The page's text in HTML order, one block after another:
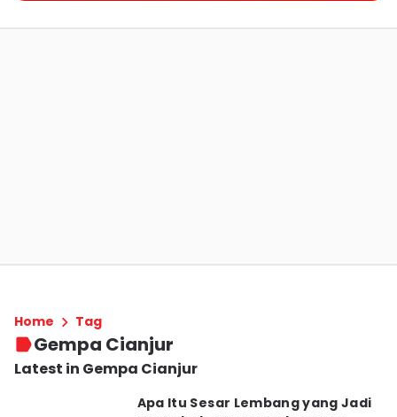
Home Tag
Gempa Cianjur
Latest in Gempa Cianjur
Apa Itu Sesar Lembang yang Jadi